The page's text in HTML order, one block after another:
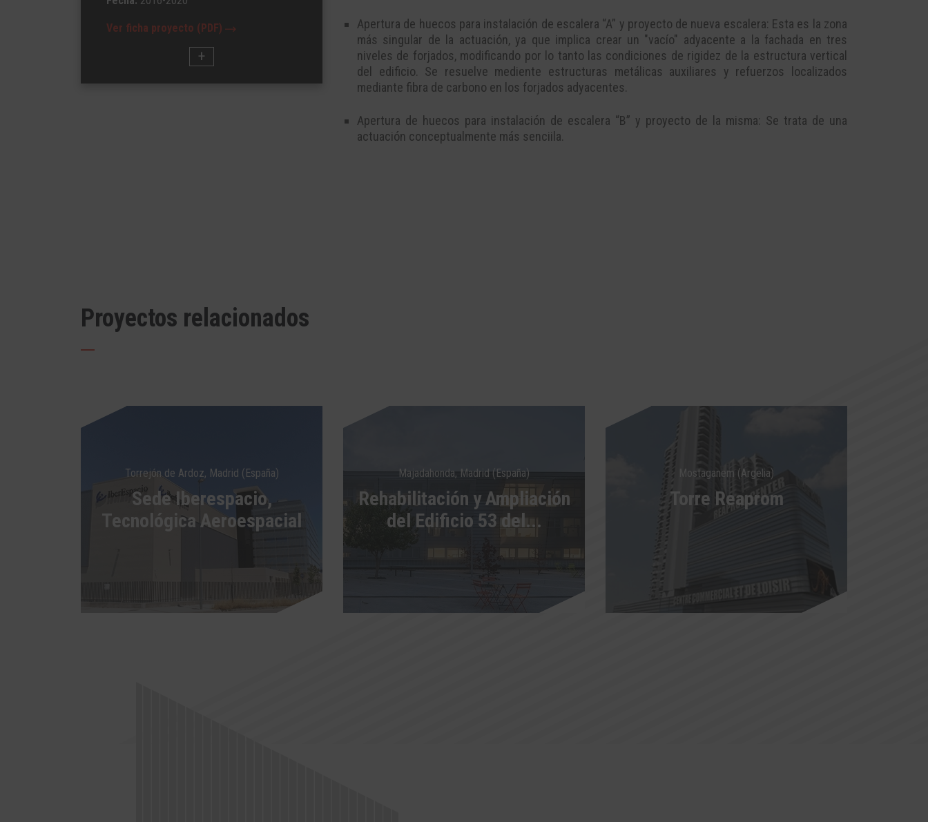
Ver ficha proyecto (PDF)
Apertura de huecos para instalación de escalera “A” y proyecto de nueva escalera: Esta es la zona
más singular de la actuación, ya que implica crear un "vacío" adyacente a la fachada en tres
niveles de forjados, modificando por lo tanto las condiciones de rigidez de la estructura vertical
del edificio. Se resuelve mediente estructuras metálicas auxiliares y refuerzos localizados
mediante fibra de carbono en los forjados adyacentes.
Apertura de huecos para instalación de escalera “B” y proyecto de la misma: Se trata de una
actuación conceptualmente más senciila.
Proyectos relacionados
Torrejón de Ardoz, Madrid (España)
Sede Iberespacio,
Tecnológica Aeroespacial
Majadahonda, Madrid (España)
Rehabilitación y Ampliación
del Edificio 53 del...
Mostaganem (Argelia)
Torre Reaprom